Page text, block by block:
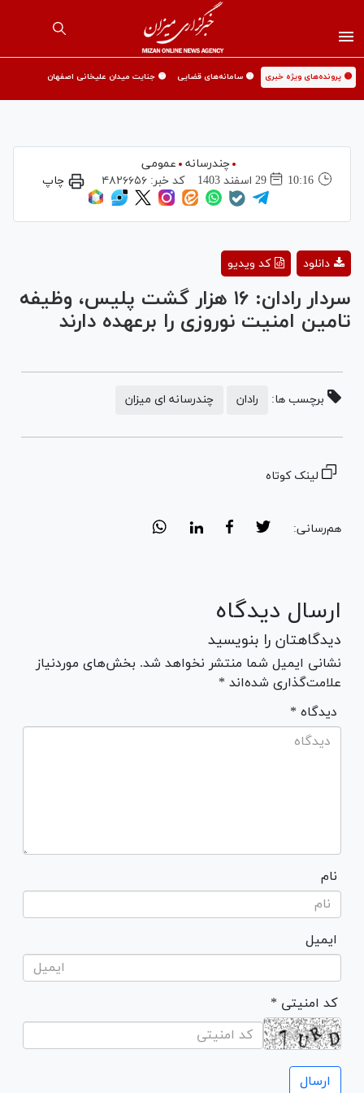
🟡 پرونده‌های ویژه خبری 🟡 سامانه‌های قضایی 🟡 جنایت میدان علیخانی اصفهان
چندرسانه
عمومی
10:16
29 اسفند 1403 کد خبر: ۴۸۲۶۶۵۶ چاپ
Video
کد ویدیو دانلود
سردار رادان: ۱۶ هزار گشت پلیس، وظیفه
تامین امنیت نوروزی را برعهده دارند
برچسب ها: رادان چندرسانه ای میزان
لینک کوتاه
هم‌رسانی:
ارسال دیدگاه
دیدگاهتان را بنویسید
نشانی ایمیل شما منتشر نخواهد شد. بخش‌های موردنیاز
علامت‌گذاری شده‌اند *
* دیدگاه
نام
ایمیل
* کد امنیتی